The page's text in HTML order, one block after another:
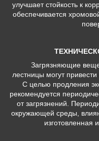
улучшает стойкость к
обеспечивается
Загрязняющие
лестницы могут
С целью продления
рекомендуется
от загрязнений.
окружающей среды,
изготовленная